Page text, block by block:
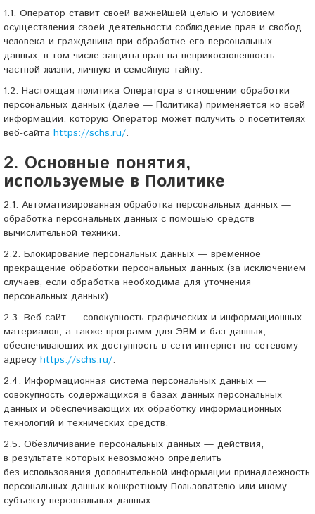
1.1. Оператор ставит своей важнейшей целью и условием
осуществления своей деятельности соблюдение прав и свобод
человека и гражданина при обработке его персональных
данных, в том числе защиты прав на неприкосновенность
частной жизни, личную и семейную тайну.
1.2. Настоящая политика Оператора в отношении обработки
персональных данных (далее — Политика) применяется ко всей
информации, которую Оператор может получить о посетителях
веб-сайта https://schs.ru/.
2. Основные понятия,
используемые в Политике
2.1. Автоматизированная обработка персональных данных —
обработка персональных данных с помощью средств
вычислительной техники.
2.2. Блокирование персональных данных — временное
прекращение обработки персональных данных (за исключением
случаев, если обработка необходима для уточнения
персональных данных).
2.3. Веб-сайт — совокупность графических и информационных
материалов, а также программ для ЭВМ и баз данных,
обеспечивающих их доступность в сети интернет по сетевому
адресу https://schs.ru/.
2.4. Информационная система персональных данных —
совокупность содержащихся в базах данных персональных
данных и обеспечивающих их обработку информационных
технологий и технических средств.
2.5. Обезличивание персональных данных — действия,
в результате которых невозможно определить
без использования дополнительной информации принадлежность
персональных данных конкретному Пользователю или иному
субъекту персональных данных.